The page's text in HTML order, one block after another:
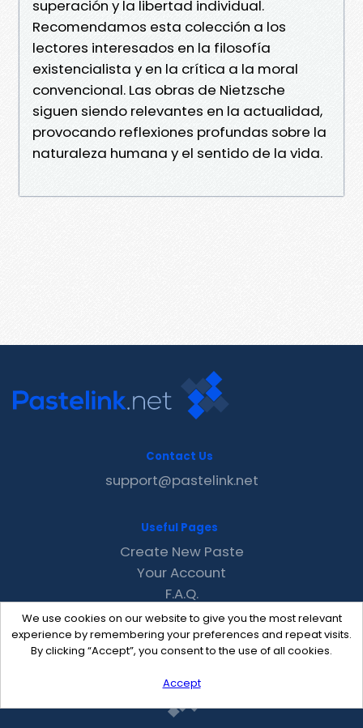
superación y la libertad individual.
Recomendamos esta colección a los
lectores interesados en la filosofía
existencialista y en la crítica a la moral
convencional. Las obras de Nietzsche
siguen siendo relevantes en la actualidad,
provocando reflexiones profundas sobre la
naturaleza humana y el sentido de la vida.
We use cookies on our website to give you the most relevant
experience by remembering your preferences and repeat visits.
By clicking “Accept”, you consent to the use of all cookies.
Accept
Contact Us
support@pastelink.net
Useful Pages
Create New Paste
Your Account
F.A.Q.
Recent
Contact